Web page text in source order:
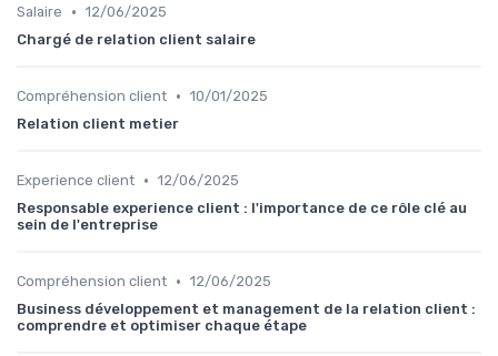
Salaire • 12/06/2025
Chargé de relation client salaire
Compréhension client • 10/01/2025
Relation client metier
Experience client • 12/06/2025
Responsable experience client : l'importance de ce rôle clé au
sein de l'entreprise
Compréhension client • 12/06/2025
Business développement et management de la relation client :
comprendre et optimiser chaque étape